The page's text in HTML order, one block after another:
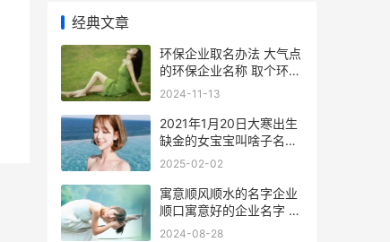
经典文章
环保企业取名办法 大气点
的环保企业名称 取个环保
公司名称
2024-11-13
2021年1月20日大寒出生
缺金的女宝宝叫啥子名字
好 2021年1月20日大寒的
2025-02-02
寓意顺风顺水的名字企业
顺口寓意好的企业名字 寓
意顺风顺水的字
2024-08-28